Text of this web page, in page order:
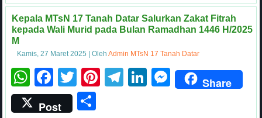
Kepala MTsN 17 Tanah Datar Salurkan Zakat Fitrah
kepada Wali Murid pada Bulan Ramadhan 1446 H/2025
M
Kamis, 27 Maret 2025 |Oleh Admin MTsN 17 Tanah Datar
WhatsApp
Facebook
Twitter
Pinterest
Telegram
LinkedIn
Share
Post